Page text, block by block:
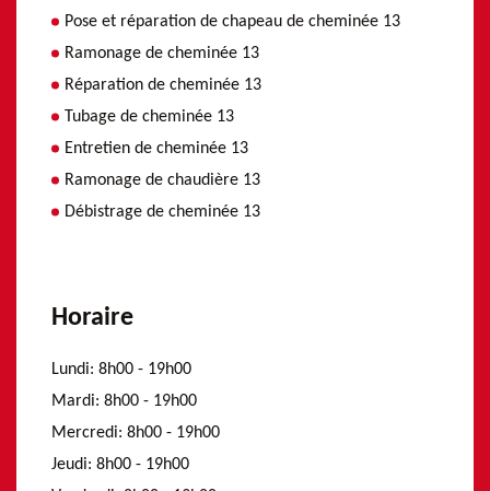
Pose et réparation de chapeau de cheminée 13
Ramonage de cheminée 13
Réparation de cheminée 13
Tubage de cheminée 13
Entretien de cheminée 13
Ramonage de chaudière 13
Débistrage de cheminée 13
Horaire
Lundi: 8h00 - 19h00
Mardi: 8h00 - 19h00
Mercredi: 8h00 - 19h00
Jeudi: 8h00 - 19h00